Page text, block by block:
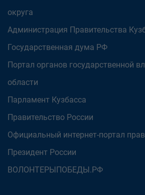
округа
Администрация Правительства
Государственная дума РФ
Портал органов государственной
области
Парламент Кузбасса
Правительство России
Официальный интернет-портал
Президент России
ВОЛОНТЕРЫПОБЕДЫ.РФ